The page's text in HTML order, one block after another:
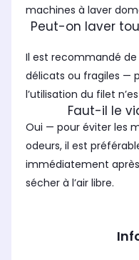
machines à laver
Peut-on laver
Il est recommandé de
délicats ou fragiles —
l’utilisation du filet
Faut-il le
Oui — pour éviter les
odeurs, il est
immédiatement
sécher à l’air libre.